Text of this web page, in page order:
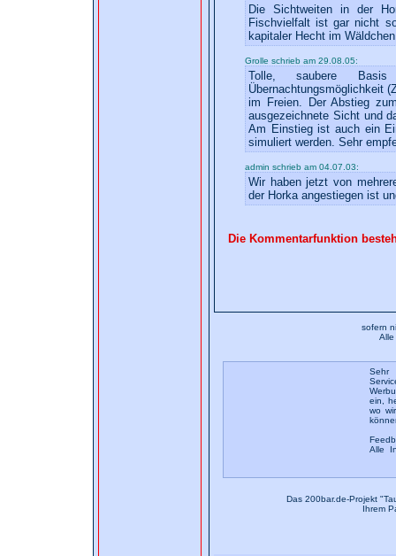
Die Sichtweiten in der
Fischvielfalt ist gar nicht
kapitaler Hecht im
Grolle schrieb am 29.08.05:
Tolle, saubere
Übernachtungsmöglichkeit
im Freien. Der Abstieg
ausgezeichnete Sicht und
Am Einstieg ist auch ein
simuliert werden. Sehr
admin schrieb am 04.07.03:
Wir haben jetzt von
der Horka angestiegen ist
Die Kommentarfunktion
sofern
Alle
Sehr
ein,
wo
Alle
Das 200bar.de-Projekt
Ihrem